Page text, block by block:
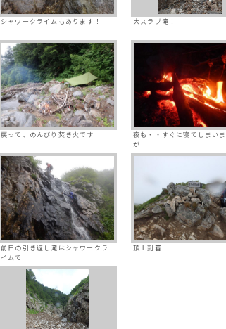
シャワークライムもあります！ 大スラブ滝！
戻って、のんびり焚き火です
夜も・・すぐに寝てしまい
が
前日の引き返し滝はシャワークラ
イムで
頂上到着！